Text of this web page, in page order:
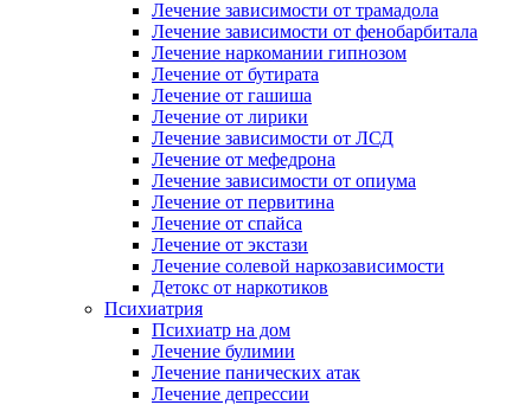
Лечение зависимости от трамадола
Лечение зависимости от фенобарбитала
Лечение наркомании гипнозом
Лечение от бутирата
Лечение от гашиша
Лечение от лирики
Лечение зависимости от ЛСД
Лечение от мефедрона
Лечение зависимости от опиума
Лечение от первитина
Лечение от спайса
Лечение от экстази
Лечение солевой наркозависимости
Детокс от наркотиков
Психиатрия
Психиатр на дом
Лечение булимии
Лечение панических атак
Лечение депрессии